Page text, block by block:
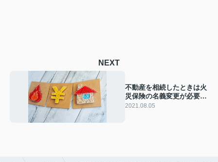
NEXT
不動産を相続したときは火
災保険の名義変更が必要！
確認すべき注意点も
2021.08.05